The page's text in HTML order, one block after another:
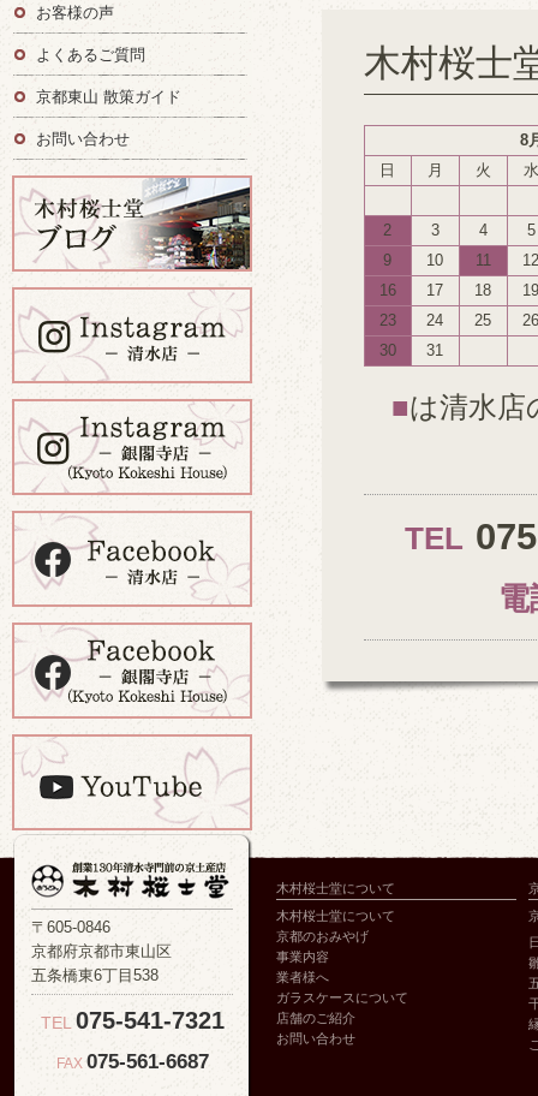
木村桜士
8
日
月 火 水
2 3 4
5
9
10 11
12
16
17 18
19
23
24 25
26
30
31
■は清水店
TEL
電
お客様の声
よくあるご質問
京都東山 散策ガイド
お問い合わせ
〒605-0846
京都府京都市東山区
五条橋東6丁目538
TEL 075-541-7321
FAX 075-561-6687
木村桜士堂について
木村桜士堂について
京都のおみやげ
事業内容
業者様へ
ガラスケースについて
店舗のご紹介
お問い合わせ